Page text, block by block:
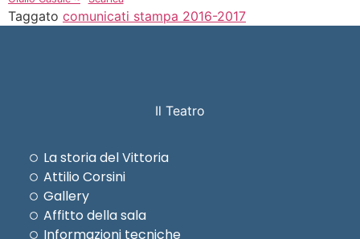
Taggato comunicati stampa 2016-2017
Il Teatro
La storia del Vittoria
Attilio Corsini
Gallery
Affitto della sala
Informazioni tecniche